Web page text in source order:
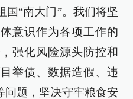
国“南大门”。我们将坚
意识作为各项工作的
强化风险源头防控和
举债、数据造假、违
问题，坚决守牢粮食安